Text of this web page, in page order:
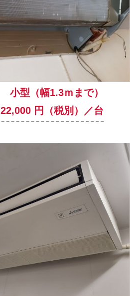
小型（幅1.3ｍまで）
22,000 円（税別）／台